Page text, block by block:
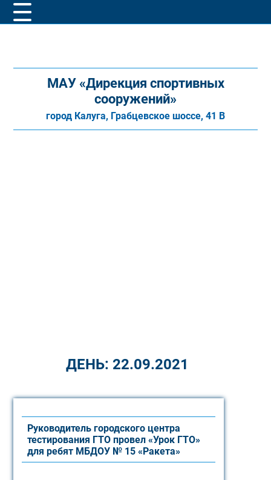
МАУ «Дирекция спортивных
сооружений»
город Калуга, Грабцевское шоссе, 41 В
ДЕНЬ: 22.09.2021
Руководитель городского центра
тестирования ГТО провел «Урок ГТО»
для ребят МБДОУ № 15 «Ракета»